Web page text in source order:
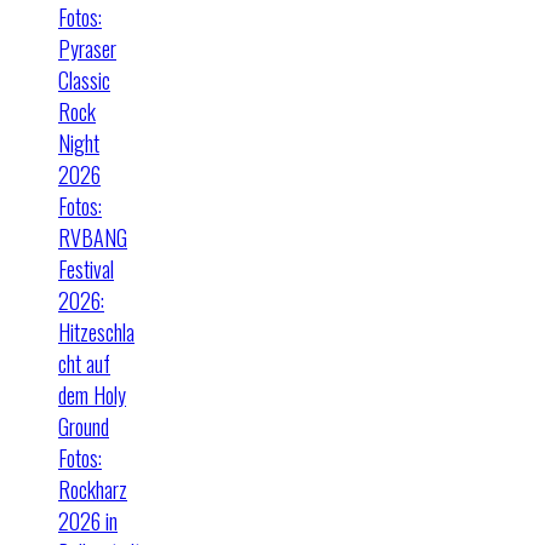
Fotos:
Pyraser
Classic
Rock
Night
2026
Fotos:
RVBANG
Festival
2026:
Hitzeschla
cht auf
dem Holy
Ground
Fotos:
Rockharz
2026 in